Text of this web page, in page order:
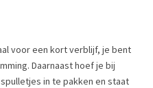
voor een kort verblijf, je bent
Daarnaast hoef je bij
in te pakken en staat